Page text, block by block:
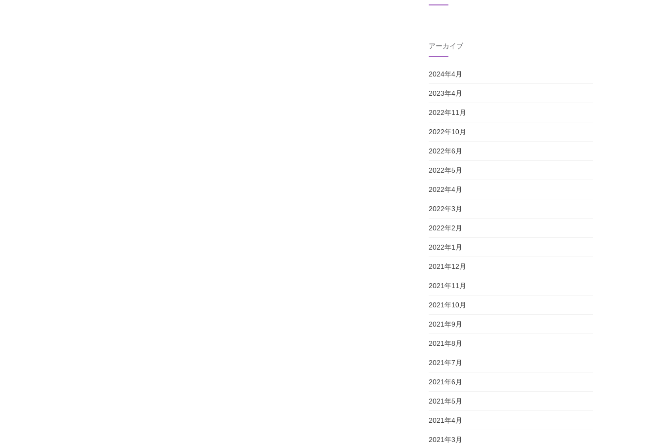
アーカイブ
2024年4月
2023年4月
2022年11月
2022年10月
2022年6月
2022年5月
2022年4月
2022年3月
2022年2月
2022年1月
2021年12月
2021年11月
2021年10月
2021年9月
2021年8月
2021年7月
2021年6月
2021年5月
2021年4月
2021年3月